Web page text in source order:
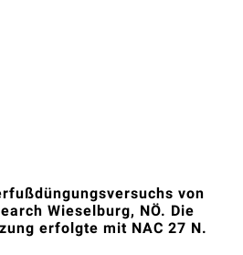
von
Wieselburg, NÖ. Die
erfolgte mit NAC 27 N.